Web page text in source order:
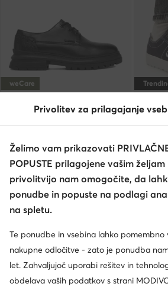
weCare
G-Star Raw
Nizki čevlji · Črna
84,99€
G-
44,99
Privolitev za prilagajanje
Želimo vam prikazovati
POPUSTE prilagojene vašim željam
privolitvijo nam omogočite, da
ponudbe in popuste na podlagi
na spletu.
Te ponudbe in vsebina lahko pomembno
nakupne odločitve - zato je ponudba
let. Zahvaljujoč uporabi rešitev in
obdelava vaših podatkov s strani